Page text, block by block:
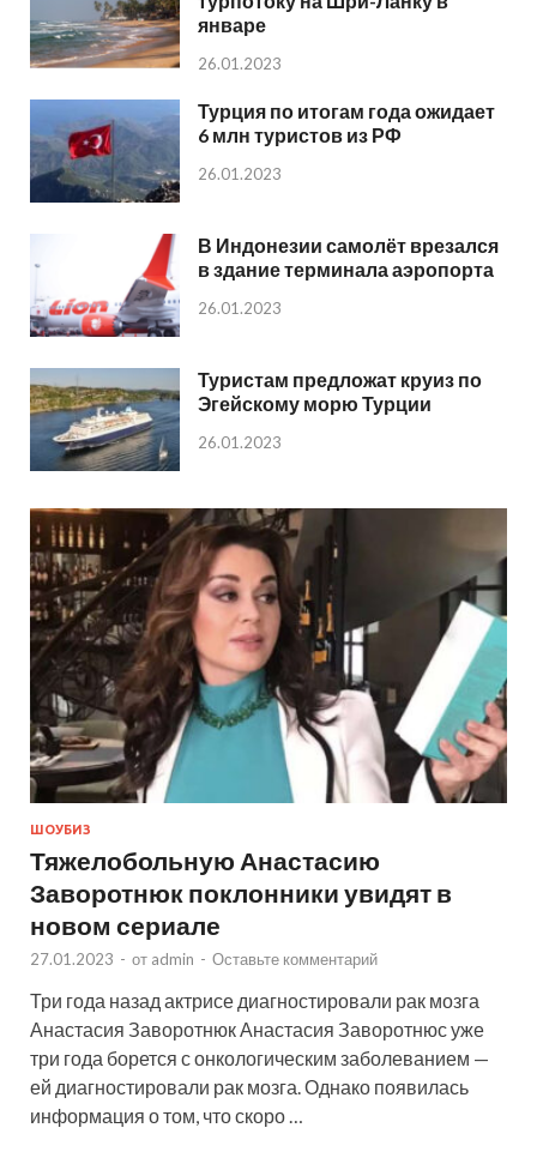
январе
26.01.2023
Турция по итогам года ожидает
6 млн туристов из РФ
26.01.2023
В Индонезии самолёт врезался
в здание терминала аэропорта
26.01.2023
Туристам предложат круиз по
Эгейскому морю Турции
26.01.2023
ШОУБИЗ
Тяжелобольную Анастасию
Заворотнюк поклонники увидят в
новом сериале
27.01.2023 - от admin - Оставьте комментарий
Три года назад актрисе диагностировали рак мозга
Анастасия Заворотнюк Анастасия Заворотнюс уже
три года борется с онкологическим заболеванием —
ей диагностировали рак мозга. Однако появилась
информация о том, что скоро …